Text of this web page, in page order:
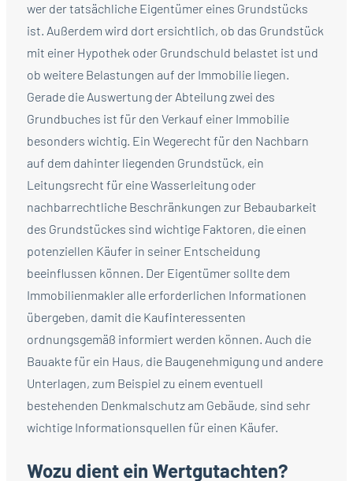
wer der tatsächliche Eigentümer eines Grundstücks
ist. Außerdem wird dort ersichtlich, ob das Grundstück
mit einer Hypothek oder Grundschuld belastet ist und
ob weitere Belastungen auf der Immobilie liegen.
Gerade die Auswertung der Abteilung zwei des
Grundbuches ist für den Verkauf einer Immobilie
besonders wichtig. Ein Wegerecht für den Nachbarn
auf dem dahinter liegenden Grundstück, ein
Leitungsrecht für eine Wasserleitung oder
nachbarrechtliche Beschränkungen zur Bebaubarkeit
des Grundstückes sind wichtige Faktoren, die einen
potenziellen Käufer in seiner Entscheidung
beeinflussen können. Der Eigentümer sollte dem
Immobilienmakler alle erforderlichen Informationen
übergeben, damit die Kaufinteressenten
ordnungsgemäß informiert werden können. Auch die
Bauakte für ein Haus, die Baugenehmigung und andere
Unterlagen, zum Beispiel zu einem eventuell
bestehenden Denkmalschutz am Gebäude, sind sehr
wichtige Informationsquellen für einen Käufer.
Wozu dient ein Wertgutachten?